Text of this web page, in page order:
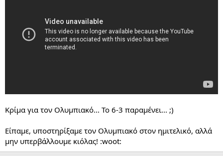
Κρίμα για τον Ολυμπιακό... Το 6-3 παραμένει... ;)
Είπαμε, υποστηρίξαμε τον Ολυμπιακό στον ημιτελικό, αλλά
μην υπερβάλλουμε κιόλας! :woot: